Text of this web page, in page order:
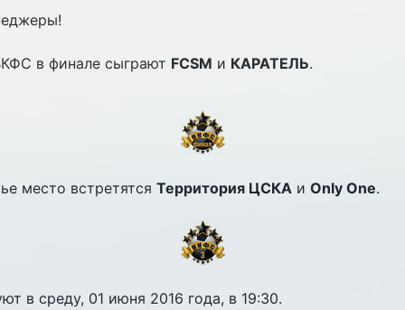
в финале сыграют FCSM и КАРАТЕЛЬ.
место встретятся Территория ЦСКА и Only One.
в среду, 01 июня 2016 года, в 19:30.